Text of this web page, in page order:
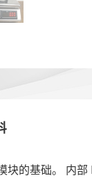
的基础。 内部